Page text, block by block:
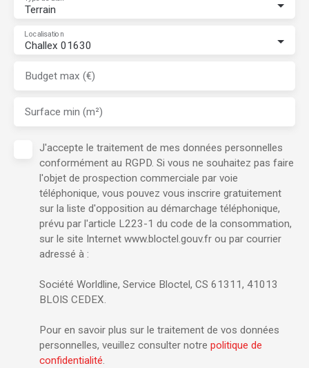
Terrain
Challex 01630
Localisation
Budget max (€)
Surface min (m²)
J'accepte le traitement de mes données personnelles
conformément au RGPD. Si vous ne souhaitez pas faire
l'objet de prospection commerciale par voie
téléphonique, vous pouvez vous inscrire gratuitement
sur la liste d'opposition au démarchage téléphonique,
prévu par l'article L223-1 du code de la consommation,
sur le site Internet www.bloctel.gouv.fr ou par courrier
adressé à :
Société Worldline, Service Bloctel, CS 61311, 41013
BLOIS CEDEX.
Pour en savoir plus sur le traitement de vos données
personnelles, veuillez consulter notre politique de
confidentialité.